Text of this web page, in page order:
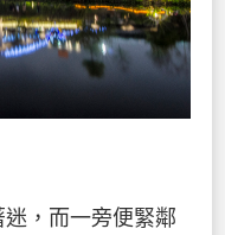
，而一旁便緊鄰